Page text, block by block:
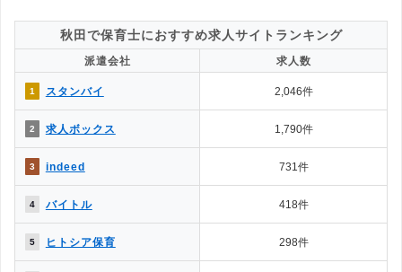
秋田で保育士におすすめ求人サイトランキング
派遣会社 求人数
1 スタンバイ 2,046件
2 求人ボックス 1,790件
3 indeed 731件
4 バイトル 418件
5 ヒトシア保育 298件